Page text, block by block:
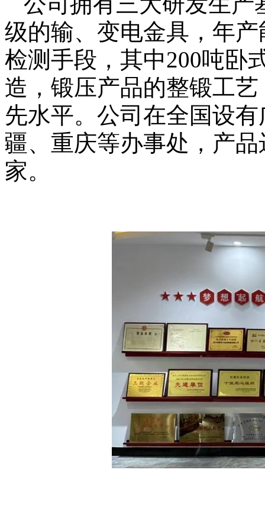
级的输、变电金具，年产
检测手段，其中200吨卧
造，锻压产品的整锻工
先水平。公司在全国设
疆、重庆等办事处，产
家。